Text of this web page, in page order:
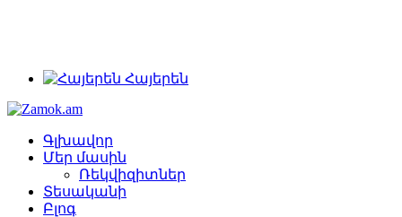
Հայերեն
Գլխավոր
Մեր մասին
Ռեկվիզիտներ
Տեսականի
Բլոգ